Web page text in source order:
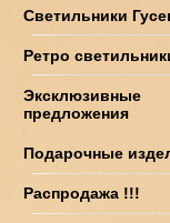
Светильники
Ретро
Эксклюзивные
предложения
Подарочные
Распродажа !!!